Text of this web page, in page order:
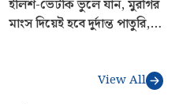
ইলিশ-ভেটকি ভুলে যান, মুরগির
মাংস দিয়েই হবে দুর্দান্ত পাতুরি,
View All